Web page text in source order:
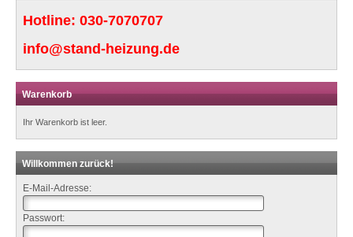
Hotline: 030-7070707
info@stand-heizung.de
Warenkorb
Ihr Warenkorb ist leer.
Willkommen zurück!
E-Mail-Adresse:
Passwort: